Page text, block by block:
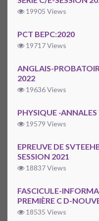
19905 Views
PCT BEPC:2020
19717 Views
ANGLAIS-
2022
19636 Views
PHYSIQUE -
19579 Views
EPREUVE DE
SESSION 2021
18837 Views
FASCICULE-
PREMIÈRE C D-
18535 Views